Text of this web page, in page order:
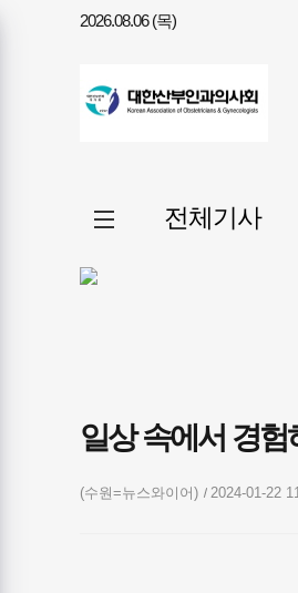
2026.08.06 (목)
전체메뉴
열기/
전체기사
일상 속에서 경험
(수원=뉴스와이어) 2024-01-22